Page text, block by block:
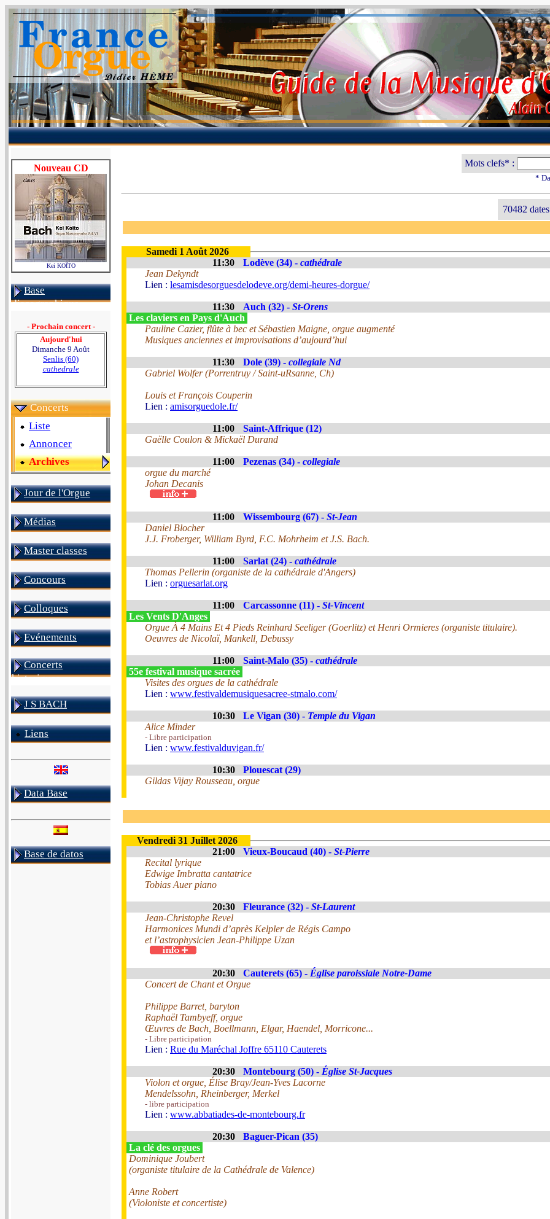
Nouveau CD
Kei KOÏTO
Base
discographique
- Prochain concert -
Aujourd'hui
Dimanche 9 Août
Senlis (60)
cathedrale
Concerts
Liste
Annoncer
Archives
Jour de l'Orgue
Médias
Master classes
Concours
Colloques
Evénements
Concerts
historiques
J S BACH
Liens
Data Base
Base de datos
Mots clefs* :
*
70482 dates
Samedi 1 Août 2026
11:30
Lodève (34) - cathédrale
Jean Dekyndt
Lien : lesamisdesorguesdelodeve.org/demi-heures-dorgue/
11:30 Auch (32) - St-Orens
Les claviers en Pays d'Auch
Pauline Cazier, flûte à bec et Sébastien Maigne, orgue augmenté
Musiques anciennes et improvisations d’aujourd’hui
11:30 Dole (39) - collegiale Nd
Gabriel Wolfer (Porrentruy / Saint-uRsanne, Ch)
Louis et François Couperin
Lien : amisorguedole.fr/
11:00
Saint-Affrique (12)
Gaëlle Coulon & Mickaël Durand
11:00 Pezenas (34) - collegiale
orgue du marché
Johan Decanis
11:00 Wissembourg (67) - St-Jean
Daniel Blocher
J.J. Froberger, William Byrd, F.C. Mohrheim et J.S. Bach.
11:00 Sarlat (24) - cathédrale
Thomas Pellerin (organiste de la cathédrale d'Angers)
Lien : orguesarlat.org
11:00 Carcassonne (11) - St-Vincent
Les Vents D'Anges
Orgue À 4 Mains Et 4 Pieds Reinhard Seeliger (Goerlitz) et Henri Ormieres (organiste titulaire).
Oeuvres de Nicolaï, Mankell, Debussy
11:00 Saint-Malo (35) - cathédrale
55e festival musique sacrée
Visites des orgues de la cathédrale
Lien : www.festivaldemusiquesacree-stmalo.com/
10:30 Le Vigan (30) - Temple du Vigan
Alice Minder
- Libre participation
Lien : www.festivalduvigan.fr/
10:30
Plouescat (29)
Gildas Vijay Rousseau, orgue
Vendredi 31 Juillet 2026
21:00
Vieux-Boucaud (40) - St-Pierre
Recital lyrique
Edwige Imbratta cantatrice
Tobias Auer piano
20:30 Fleurance (32) - St-Laurent
Jean-Christophe Revel
Harmonices Mundi d’après Kelpler de Régis Campo
et l’astrophysicien Jean-Philippe Uzan
20:30 Cauterets (65) - Église paroissiale Notre-Dame
Concert de Chant et Orgue
Philippe Barret, baryton
Raphaël Tambyeff, orgue
Œuvres de Bach, Boellmann, Elgar, Haendel, Morricone...
- Libre participation
Lien : Rue du Maréchal Joffre 65110 Cauterets
20:30 Montebourg (50) - Église St-Jacques
Violon et orgue, Élise Bray/Jean-Yves Lacorne
Mendelssohn, Rheinberger, Merkel
- libre participation
Lien : www.abbatiades-de-montebourg.fr
20:30
Baguer-Pican (35)
La clé des orgues
Dominique Joubert
(organiste titulaire de la Cathédrale de Valence)
Anne Robert
(Violoniste et concertiste)